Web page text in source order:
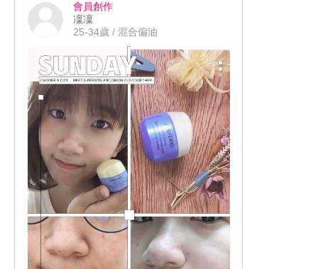
會員創作
凜凜
25-34歲 / 混合偏油